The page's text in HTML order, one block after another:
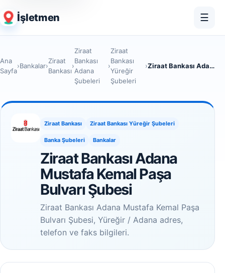
İşletmen ☰
Ana
Sayfa
›Bankalar›
Ziraat
Bankası
›
Ziraat
Bankası
Adana
Şubeleri
›
Ziraat
Bankası
Yüreğir
Şubeleri
› Ziraat Bankası Adana Mustafa Kemal Paşa Bulvarı Şubesi
Ziraat Bankası Ziraat Bankası Yüreğir Şubeleri
Banka Şubeleri Bankalar
Ziraat Bankası Adana
Mustafa Kemal Paşa
Bulvarı Şubesi
Ziraat Bankası Adana Mustafa Kemal Paşa
Bulvarı Şubesi, Yüreğir / Adana adres,
telefon ve faks bilgileri.